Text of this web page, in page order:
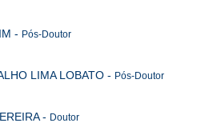
- Pós-Doutor
LIMA LOBATO - Pós-Doutor
- Doutor